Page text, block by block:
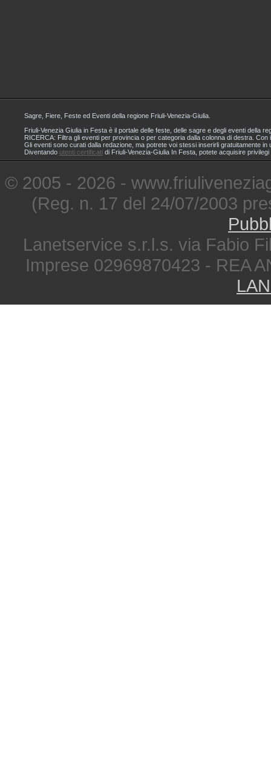
Sagre, Fiere, Feste ed Eventi della regione Friuli-Venezia-Giulia.
Friuli-Venezia Giulia in Festa è il portale delle feste, delle sagre e degli eventi della
RICERCA: Filtra gli eventi per provincia o per categoria dalla colonna di destra.
Gli eventi sono curati dalla redazione, ma potrete voi stessi inserirli gratuitamente
Diventando utenti certificati di Friuli-Venezia-Giulia In Festa, potete acquisire
© 2005 - 2026 -
(Reg. n. 17 del 24/07/2003
Lanetservice s.r.l.s. via Fabio
Imprese 02969870423 - REA